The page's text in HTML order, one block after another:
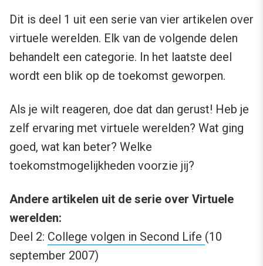
Dit is deel 1 uit een serie van vier artikelen over
virtuele werelden. Elk van de volgende delen
behandelt een categorie. In het laatste deel
wordt een blik op de toekomst geworpen.
Als je wilt reageren, doe dat dan gerust! Heb je
zelf ervaring met virtuele werelden? Wat ging
goed, wat kan beter? Welke
toekomstmogelijkheden voorzie jij?
Andere artikelen uit de serie over Virtuele
werelden:
Deel 2: College volgen in Second Life (10
september 2007)